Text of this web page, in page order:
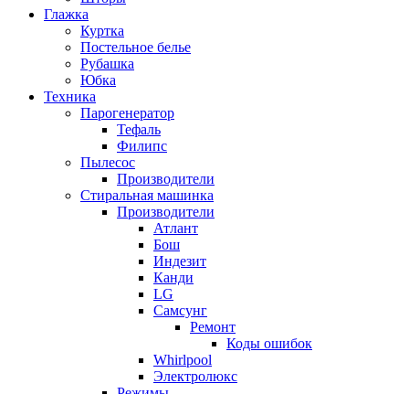
Глажка
Куртка
Постельное белье
Рубашка
Юбка
Техника
Парогенератор
Тефаль
Филипс
Пылесос
Производители
Стиральная машинка
Производители
Атлант
Бош
Индезит
Канди
LG
Самсунг
Ремонт
Коды ошибок
Whirlpool
Электролюкс